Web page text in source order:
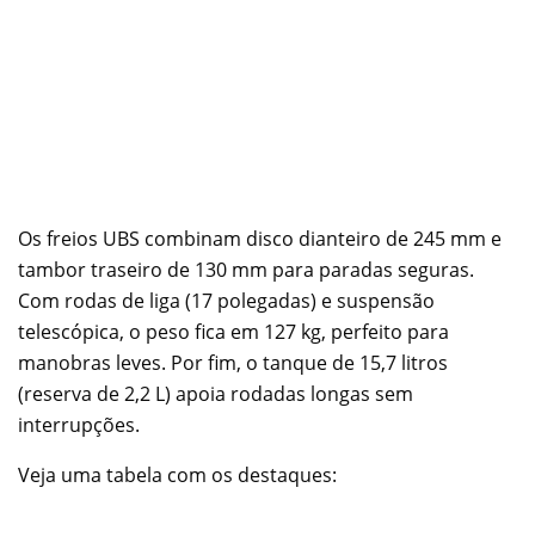
Os freios UBS combinam disco dianteiro de 245 mm e
tambor traseiro de 130 mm para paradas seguras.
Com rodas de liga (17 polegadas) e suspensão
telescópica, o peso fica em 127 kg, perfeito para
manobras leves. Por fim, o tanque de 15,7 litros
(reserva de 2,2 L) apoia rodadas longas sem
interrupções.
Veja uma tabela com os destaques: